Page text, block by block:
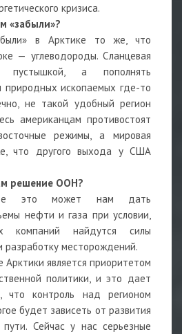
кризиса.
«забыли»?
в Арктике то же, что
— углеводороды. Сланцевая
пустышкой, а пополнять
природных ископаемых где-то
не такой удобный регион
американцам противостоят
режимы, а мировая
что другого выхода у США
решение ООН?
это может нам дать
нефти и газа при условии,
компаний найдутся силы
разработку месторождений.
Арктики является приоритетом
политики, и это дает
что контроль над регионом
будет зависеть от развития
пути. Сейчас у нас серьезные